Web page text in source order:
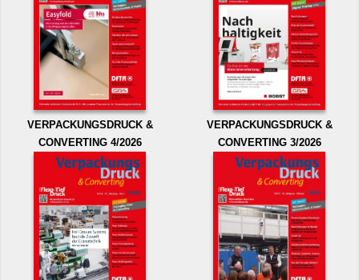
VERPACKUNGSDRUCK &
CONVERTING 4/2026
VERPACKUNGSDRUCK &
CONVERTING 3/2026